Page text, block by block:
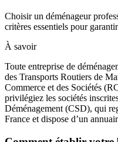
Choisir un déménageur
critères essentiels pour
À savoir
Toute entreprise de
des Transports Routiers de
Commerce et des Sociétés
privilégiez les sociétés
Déménagement (CSD), qui
France et dispose d’un